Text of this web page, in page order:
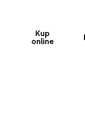
Kup
online